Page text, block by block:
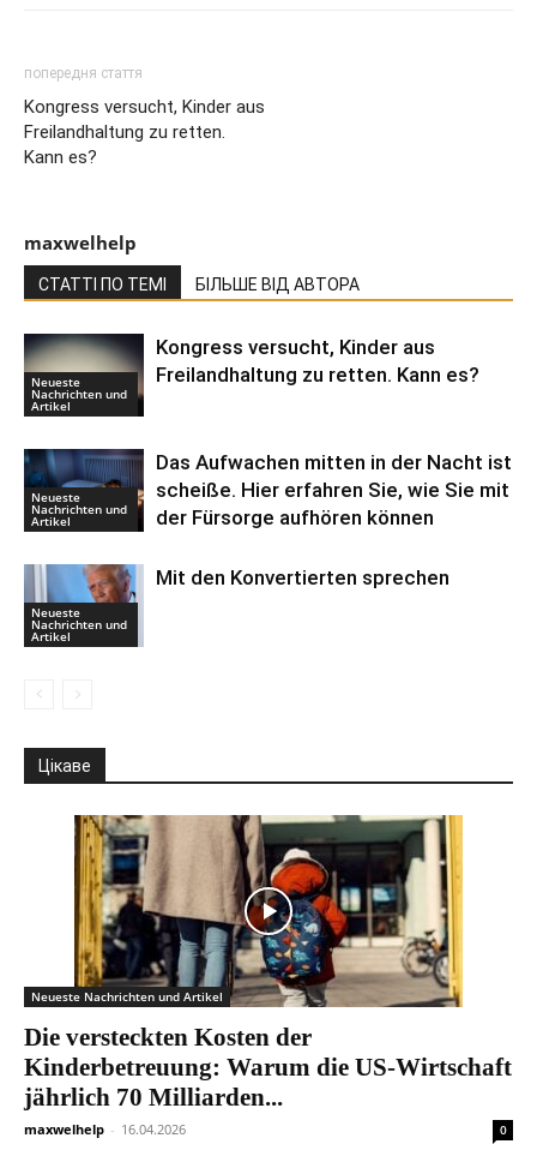
попередня стаття
Kongress versucht, Kinder aus
Freilandhaltung zu retten.
Kann es?
maxwelhelp
СТАТТІ ПО ТЕМІ БІЛЬШЕ ВІД АВТОРА
Neueste
Nachrichten und
Artikel
Kongress versucht, Kinder aus
Freilandhaltung zu retten. Kann es?
Neueste
Nachrichten und
Artikel
Das Aufwachen mitten in der Nacht ist
scheiße. Hier erfahren Sie, wie Sie mit
der Fürsorge aufhören können
Neueste
Nachrichten und
Artikel
Mit den Konvertierten sprechen
Цікаве
Neueste Nachrichten und Artikel
Die versteckten Kosten der
Kinderbetreuung: Warum die US-Wirtschaft
jährlich 70 Milliarden...
maxwelhelp - 16.04.2026 0